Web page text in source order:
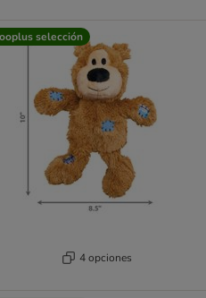
selección
4 opciones